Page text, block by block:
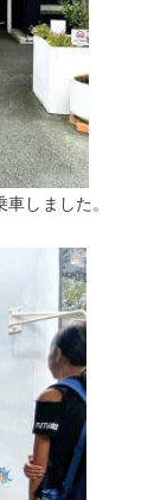
しました。